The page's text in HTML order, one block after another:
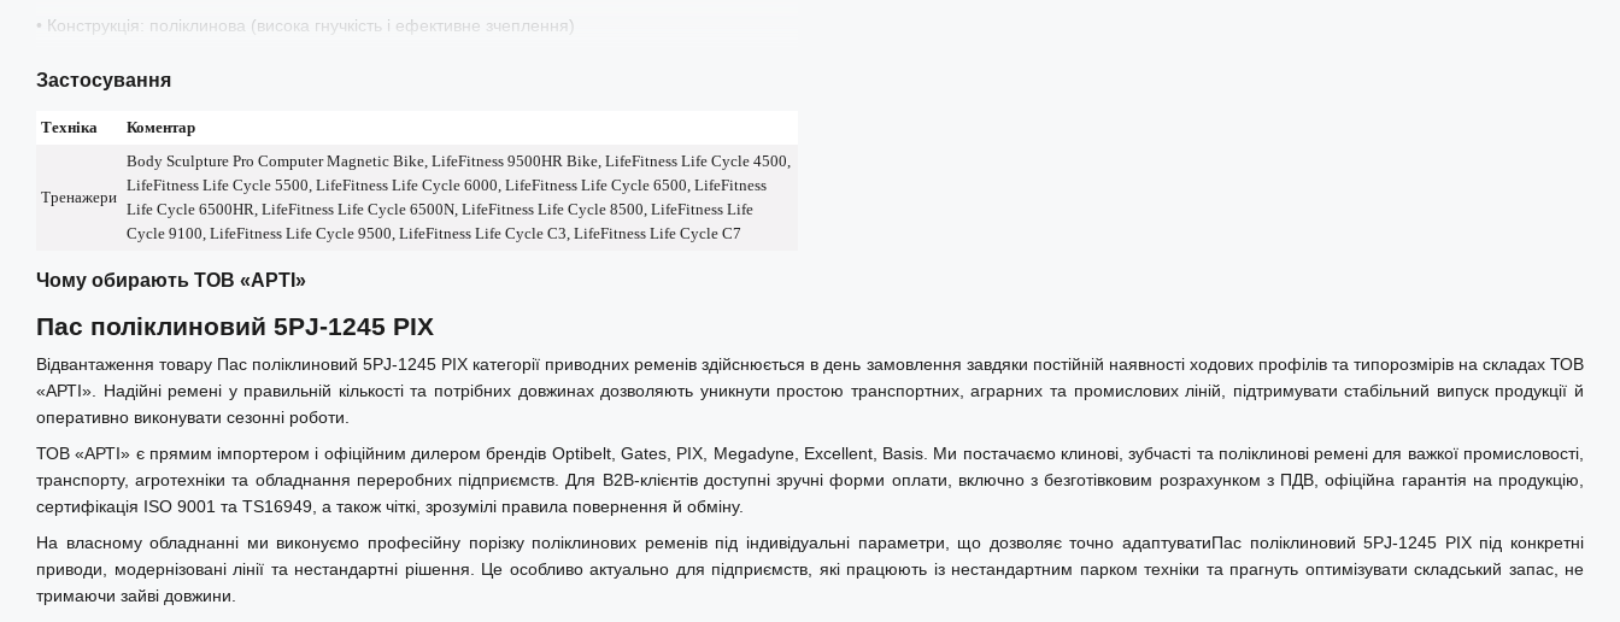
• Конструкція: поліклинова (висока гнучкість і ефективне зчеплення)
• Стійкість до мастил, зносу та нагріву
Застосування
Ремінь використовується у приводах барабана пральних машин, а також у тренажерах: Body
Sculpture Pro Computer Magnetic Bike, LifeFitness 9500HR Bike, LifeFitness Life Cycle 4500,
5PJ1245 Dayco.
Переваги ременів PIX
• Стабільна робота на високих швидкостях
• Висока гнучкість (ідеально для компактних приводів)
• Стійкість до температур, мастил та пилу
• Відповідність стандартам RMA, ISO, DIN, REACH та RoHS
Про виробника
Застосування
Техніка Коментар
Тренажери
Body Sculpture Pro Computer Magnetic Bike, LifeFitness 9500HR Bike, LifeFitness Life Cycle 4500,
LifeFitness Life Cycle 5500, LifeFitness Life Cycle 6000, LifeFitness Life Cycle 6500, LifeFitness
Life Cycle 6500HR, LifeFitness Life Cycle 6500N, LifeFitness Life Cycle 8500, LifeFitness Life
Cycle 9100, LifeFitness Life Cycle 9500, LifeFitness Life Cycle C3, LifeFitness Life Cycle C7
Чому обирають ТОВ «АРТІ»
Пас поліклиновий 5РJ-1245 PIX
Відвантаження товару Пас поліклиновий 5РJ-1245 PIX категорії приводних ременів здійснюється в день замовлення завдяки постійній наявності ходових профілів та типорозмірів на складах ТОВ
«АРТІ». Надійні ремені у правильній кількості та потрібних довжинах дозволяють уникнути простою транспортних, аграрних та промислових ліній, підтримувати стабільний випуск продукції й
оперативно виконувати сезонні роботи.
ТОВ «АРТІ» є прямим імпортером і офіційним дилером брендів Optibelt, Gates, PIX, Megadyne, Excellent, Basis. Ми постачаємо клинові, зубчасті та поліклинові ремені для важкої промисловості,
транспорту, агротехніки та обладнання переробних підприємств. Для B2B-клієнтів доступні зручні форми оплати, включно з безготівковим розрахунком з ПДВ, офіційна гарантія на продукцію,
сертифікація ISO 9001 та TS16949, а також чіткі, зрозумілі правила повернення й обміну.
На власному обладнанні ми виконуємо професійну порізку поліклинових ременів під індивідуальні параметри, що дозволяє точно адаптуватиПас поліклиновий 5РJ-1245 PIX під конкретні
приводи, модернізовані лінії та нестандартні рішення. Це особливо актуально для підприємств, які працюють із нестандартним парком техніки та прагнуть оптимізувати складський запас, не
тримаючи зайві довжини.